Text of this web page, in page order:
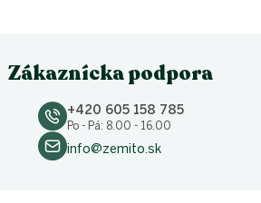
Zákaznícka podpora
+420 605 158 785
Po - Pá: 8.00 - 16.00
info@zemito.sk